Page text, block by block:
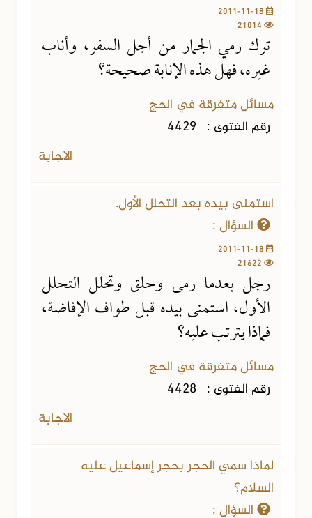
ترك رمي الجمار من أجل السفر، وأناب
غيره، فهل هذه الإنابة صحيحة؟
مسائل متفرقة في الحج
رقم الفتوى : 4429
الاجابة
استمنى بيده بعد التحلل الأول.
السؤال :
رجل بعدما رمى وحلق وتحلل التحلل
الأول، استمنى بيده قبل طواف الإفاضة،
فماذا يترتب عليه؟
مسائل متفرقة في الحج
رقم الفتوى : 4428
الاجابة
لماذا سمي الحجر بحجر إسماعيل عليه
السلام؟
السؤال :